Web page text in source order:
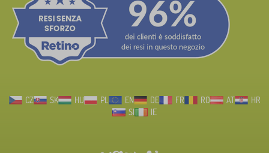
CZ SK HU PL EN DE FR RO AT
HR
SI
IE